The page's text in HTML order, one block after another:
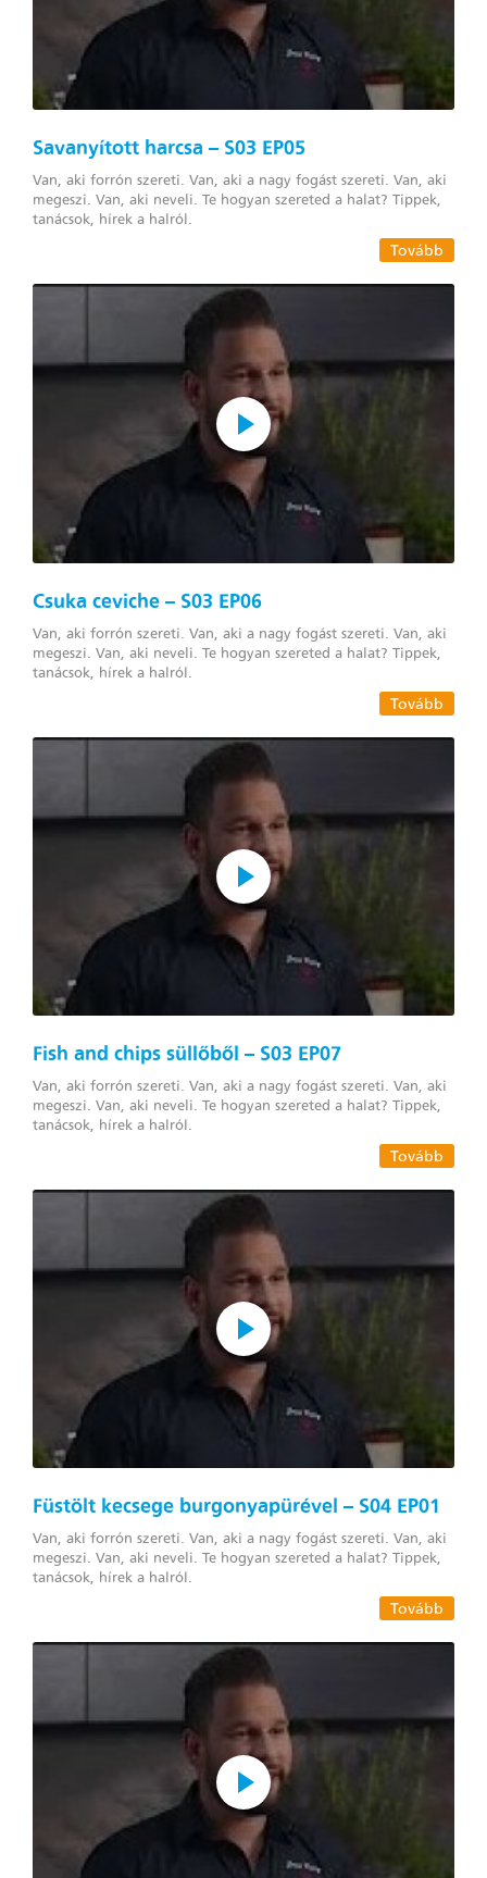
Savanyított harcsa – S03 EP05
Van, aki forrón szereti. Van, aki a nagy fogást szereti. Van, aki
megeszi. Van, aki neveli. Te hogyan szereted a halat? Tippek,
tanácsok, hírek a halról.
Tovább
Csuka ceviche – S03 EP06
Van, aki forrón szereti. Van, aki a nagy fogást szereti. Van, aki
megeszi. Van, aki neveli. Te hogyan szereted a halat? Tippek,
tanácsok, hírek a halról.
Tovább
Fish and chips süllőből – S03 EP07
Van, aki forrón szereti. Van, aki a nagy fogást szereti. Van, aki
megeszi. Van, aki neveli. Te hogyan szereted a halat? Tippek,
tanácsok, hírek a halról.
Tovább
Füstölt kecsege burgonyapürével – S04 EP01
Van, aki forrón szereti. Van, aki a nagy fogást szereti. Van, aki
megeszi. Van, aki neveli. Te hogyan szereted a halat? Tippek,
tanácsok, hírek a halról.
Tovább